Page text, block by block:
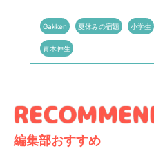
Gakken 夏休みの宿題 小学生
青木伸生
編集部おすすめ